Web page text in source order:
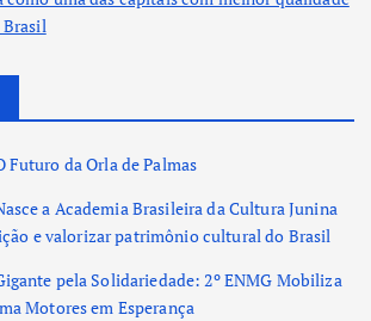
Futuro da Orla de Palmas
a Academia Brasileira da Cultura Junina
e valorizar patrimônio cultural do Brasil
pela Solidariedade: 2º ENMG Mobiliza
Motores em Esperança